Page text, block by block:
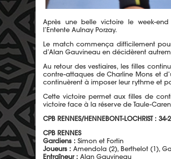
Après une bellevictoire leweek-end
l’Entente Aulnay Porzay.
Le match commença difficilement
d’Alan Gauvineau en décidèrent
Au retour des vestiaires, les filles
contre-attaques de Charline Mons et
continuèrent à imposer leur rythme et
Cette victoire permet aux filles de
victoire face à la réserve de Taule-
CPB RENNES/HENNEBONT-LOCHRIST : 34-
CPB RENNES
Gardiens : Simon et Fortin
Joueurs : Amendola (2), Berthelot (1),
Entraîneur : Alan Gauvineau